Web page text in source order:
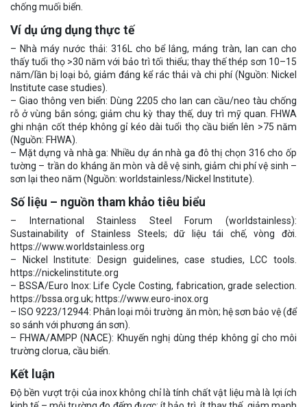
chống muối biển.
Ví dụ ứng dụng thực tế
– Nhà máy nước thải: 316L cho bể lắng, máng tràn, lan can cho
thấy tuổi thọ >30 năm với bảo trì tối thiểu; thay thế thép sơn 10–15
năm/lần bị loại bỏ, giảm đáng kể rác thải và chi phí (Nguồn: Nickel
Institute case studies).
– Giao thông ven biển: Dùng 2205 cho lan can cầu/neo tàu chống
rỗ ở vùng bắn sóng; giảm chu kỳ thay thế, duy trì mỹ quan. FHWA
ghi nhận cốt thép không gỉ kéo dài tuổi thọ cầu biển lên >75 năm
(Nguồn: FHWA).
– Mặt dựng và nhà ga: Nhiều dự án nhà ga đô thị chọn 316 cho ốp
tường – trần do kháng ăn mòn và dễ vệ sinh, giảm chi phí vệ sinh –
sơn lại theo năm (Nguồn: worldstainless/Nickel Institute).
Số liệu – nguồn tham khảo tiêu biểu
– International Stainless Steel Forum (worldstainless):
Sustainability of Stainless Steels; dữ liệu tái chế, vòng đời.
https://www.worldstainless.org
– Nickel Institute: Design guidelines, case studies, LCC tools.
https://nickelinstitute.org
– BSSA/Euro Inox: Life Cycle Costing, fabrication, grade selection.
https://bssa.org.uk; https://www.euro-inox.org
– ISO 9223/12944: Phân loại môi trường ăn mòn; hệ sơn bảo vệ (để
so sánh với phương án sơn).
– FHWA/AMPP (NACE): Khuyến nghị dùng thép không gỉ cho môi
trường clorua, cầu biển.
Kết luận
Độ bền vượt trội của inox không chỉ là tính chất vật liệu mà là lợi ích